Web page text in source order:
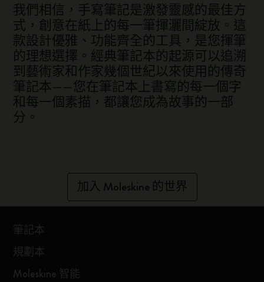
我們相信，手寫筆記是激發靈感的最佳方
式，創意在紙上的每一筆揮灑間綻放。這
款設計優雅、功能齊全的工具，是您揮筆
的理想選擇。經典筆記本的起源可以追溯
到藝術家和作家幾個世紀以來使用的傳奇
筆記本——您在筆記本上書寫的每一個字
和每一個素描，都讓您成為故事的一部
分。
加入 Moleskine 的世界
筆記本
規劃本
Moleskine 智能